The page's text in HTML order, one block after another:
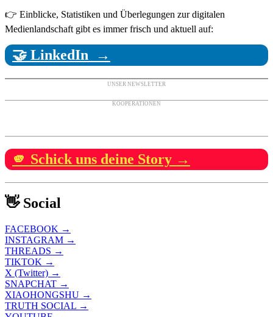
👉 Einblicke, Statistiken und Überlegungen zur digitalen
Medienlandschaft gibt es immer frisch und aktuell auf:
🤝 LinkedIn →
UNSER NEWSLETTER
KOOPERATIONEN
🫵 Schick uns deine Story →
👋 Social
FACEBOOK →
INSTAGRAM →
THREADS →
TIKTOK →
X (Twitter) →
SNAPCHAT →
XIAOHONGSHU →
TRUTH SOCIAL →